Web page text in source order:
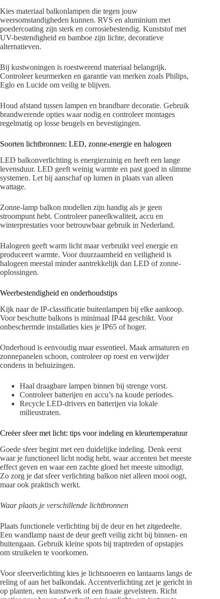
Kies materiaal balkonlampen die tegen jouw
weersomstandigheden kunnen. RVS en aluminium met
poedercoating zijn sterk en corrosiebestendig. Kunststof met
UV-bestendigheid en bamboe zijn lichte, decoratieve
alternatieven.
Bij kustwoningen is roestwerend materiaal belangrijk.
Controleer keurmerken en garantie van merken zoals Philips,
Eglo en Lucide om veilig te blijven.
Houd afstand tussen lampen en brandbare decoratie. Gebruik
brandwerende opties waar nodig en controleer montages
regelmatig op losse beugels en bevestigingen.
Soorten lichtbronnen: LED, zonne-energie en halogeen
LED balkonverlichting is energiezuinig en heeft een lange
levensduur. LED geeft weinig warmte en past goed in slimme
systemen. Let bij aanschaf op lumen in plaats van alleen
wattage.
Zonne-lamp balkon modellen zijn handig als je geen
stroompunt hebt. Controleer paneelkwaliteit, accu en
winterprestaties voor betrouwbaar gebruik in Nederland.
Halogeen geeft warm licht maar verbruikt veel energie en
produceert warmte. Voor duurzaamheid en veiligheid is
halogeen meestal minder aantrekkelijk dan LED of zonne-
oplossingen.
Weerbestendigheid en onderhoudstips
Kijk naar de IP-classificatie buitenlampen bij elke aankoop.
Voor beschutte balkons is minimaal IP44 geschikt. Voor
onbeschermde installaties kies je IP65 of hoger.
Onderhoud is eenvoudig maar essentieel. Maak armaturen en
zonnepanelen schoon, controleer op roest en verwijder
condens in behuizingen.
Haal draagbare lampen binnen bij strenge vorst.
Controleer batterijen en accu’s na koude periodes.
Recycle LED-drivers en batterijen via lokale
milieustraten.
Creëer sfeer met licht: tips voor indeling en kleurtemperatuur
Goede sfeer begint met een duidelijke indeling. Denk eerst
waar je functioneel licht nodig hebt, waar accenten het meeste
effect geven en waar een zachte gloed het meeste uitnodigt.
Zo zorg je dat sfeer verlichting balkon niet alleen mooi oogt,
maar ook praktisch werkt.
Waar plaats je verschillende lichtbronnen
Plaats functionele verlichting bij de deur en het zitgedeelte.
Een wandlamp naast de deur geeft veilig zicht bij binnen- en
buitengaan. Gebruik kleine spots bij traptreden of opstapjes
om struikelen te voorkomen.
Voor sfeerverlichting kies je lichtsnoeren en lantaarns langs de
reling of aan het balkondak. Accentverlichting zet je gericht in
op planten, een kunstwerk of een fraaie gevelsteen. Richt